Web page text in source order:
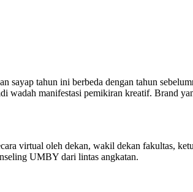
tahun ini berbeda dengan tahun
manifestasi pemikiran kreatif. Brand
virtual oleh dekan, wakil dekan fakultas,
UMBY dari lintas angkatan.